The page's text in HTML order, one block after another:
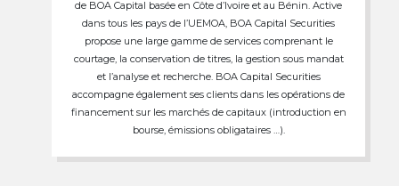
de BOA Capital basée en Côte d’Ivoire et au Bénin. Active
dans tous les pays de l’UEMOA, BOA Capital Securities
propose une large gamme de services comprenant le
courtage, la conservation de titres, la gestion sous mandat
et l’analyse et recherche. BOA Capital Securities
accompagne également ses clients dans les opérations de
financement sur les marchés de capitaux (introduction en
bourse, émissions obligataires …).